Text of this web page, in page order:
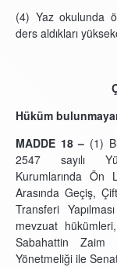
(4) Yaz okulunda
ders aldıkları
Hüküm
MADDE 18 – (1)
2547 sayılı
Kurumlarında Ön
Arasında Geçiş,
Transferi
mevzuat
Sabahattin Zaim
Yönetmeliği ile